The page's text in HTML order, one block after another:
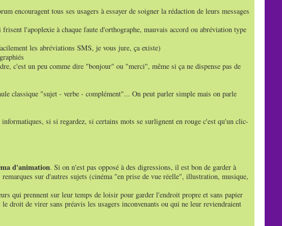
encouragent tous ses usagers à essayer de soigner la rédaction de leurs messages
l'apoplexie à chaque faute d'orthographe, mauvais accord ou abréviation type
les abréviations SMS, je vous jure, ça existe)
c'est un peu comme dire "bonjour" ou "merci", même si ça ne dispense pas de
classique "sujet - verbe - complément"... On peut parler simple mais on parle
si si regardez, si certains mots se surlignent en rouge c'est qu'un clic-
d'animation. Si on n'est pas opposé à des digressions, il est bon de garder à
sur d'autres sujets (cinéma "en prise de vue réelle", illustration, musique,
qui prennent sur leur temps de loisir pour garder l'endroit propre et sans papier
droit de virer sans préavis les usagers inconvenants ou qui ne leur reviendraient